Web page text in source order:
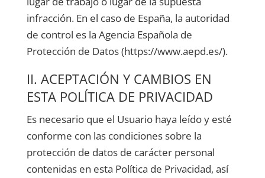
infracción. En el caso de España, la autoridad
de control es la Agencia Española de
Protección de Datos (https://www.aepd.es/).
II. ACEPTACIÓN Y CAMBIOS EN
ESTA POLÍTICA DE PRIVACIDAD
Es necesario que el Usuario haya leído y esté
conforme con las condiciones sobre la
protección de datos de carácter personal
contenidas en esta Política de Privacidad, así